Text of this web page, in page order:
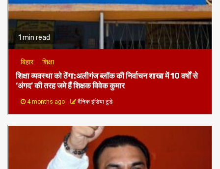
1 min read
बिहार शिक्षा
शिक्षा व्यवस्था को ठेंगा:अलीगंज ब्लॉक की निर्वाचन शाखा में 10 वर्षों से
‘अंगद’ की तरह जमे हैं शिक्षक विवेक कुमार
4 months ago दैनिक इंडिया टुडे